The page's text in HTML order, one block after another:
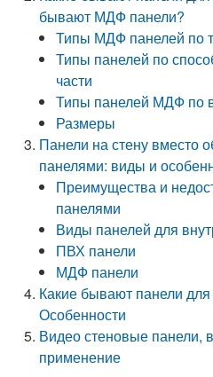
бывают МДФ панели?
Типы МДФ панелей по
Типы панелей по
части
Типы панелей МДФ по
Размеры
Панели на стену вместо
панелями: виды и
Преимущества и
панелями
Виды панелей для
ПВХ панели
МДФ панели
Какие бывают панели
Особенности
Видео стеновые панели,
применение